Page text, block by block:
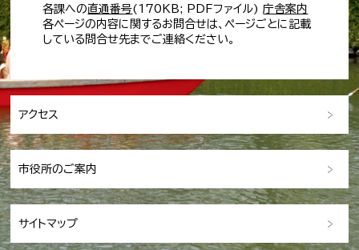
各課への直通番号(170KB; PDFファイル)庁舎案内
各ページの内容に関するお問合せは、ページごとに記載
している問合せ先までご連絡ください。
アクセス
市役所のご案内
サイトマップ